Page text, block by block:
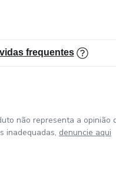
frequentes
não representa a opinião
inadequadas, denuncie aqui